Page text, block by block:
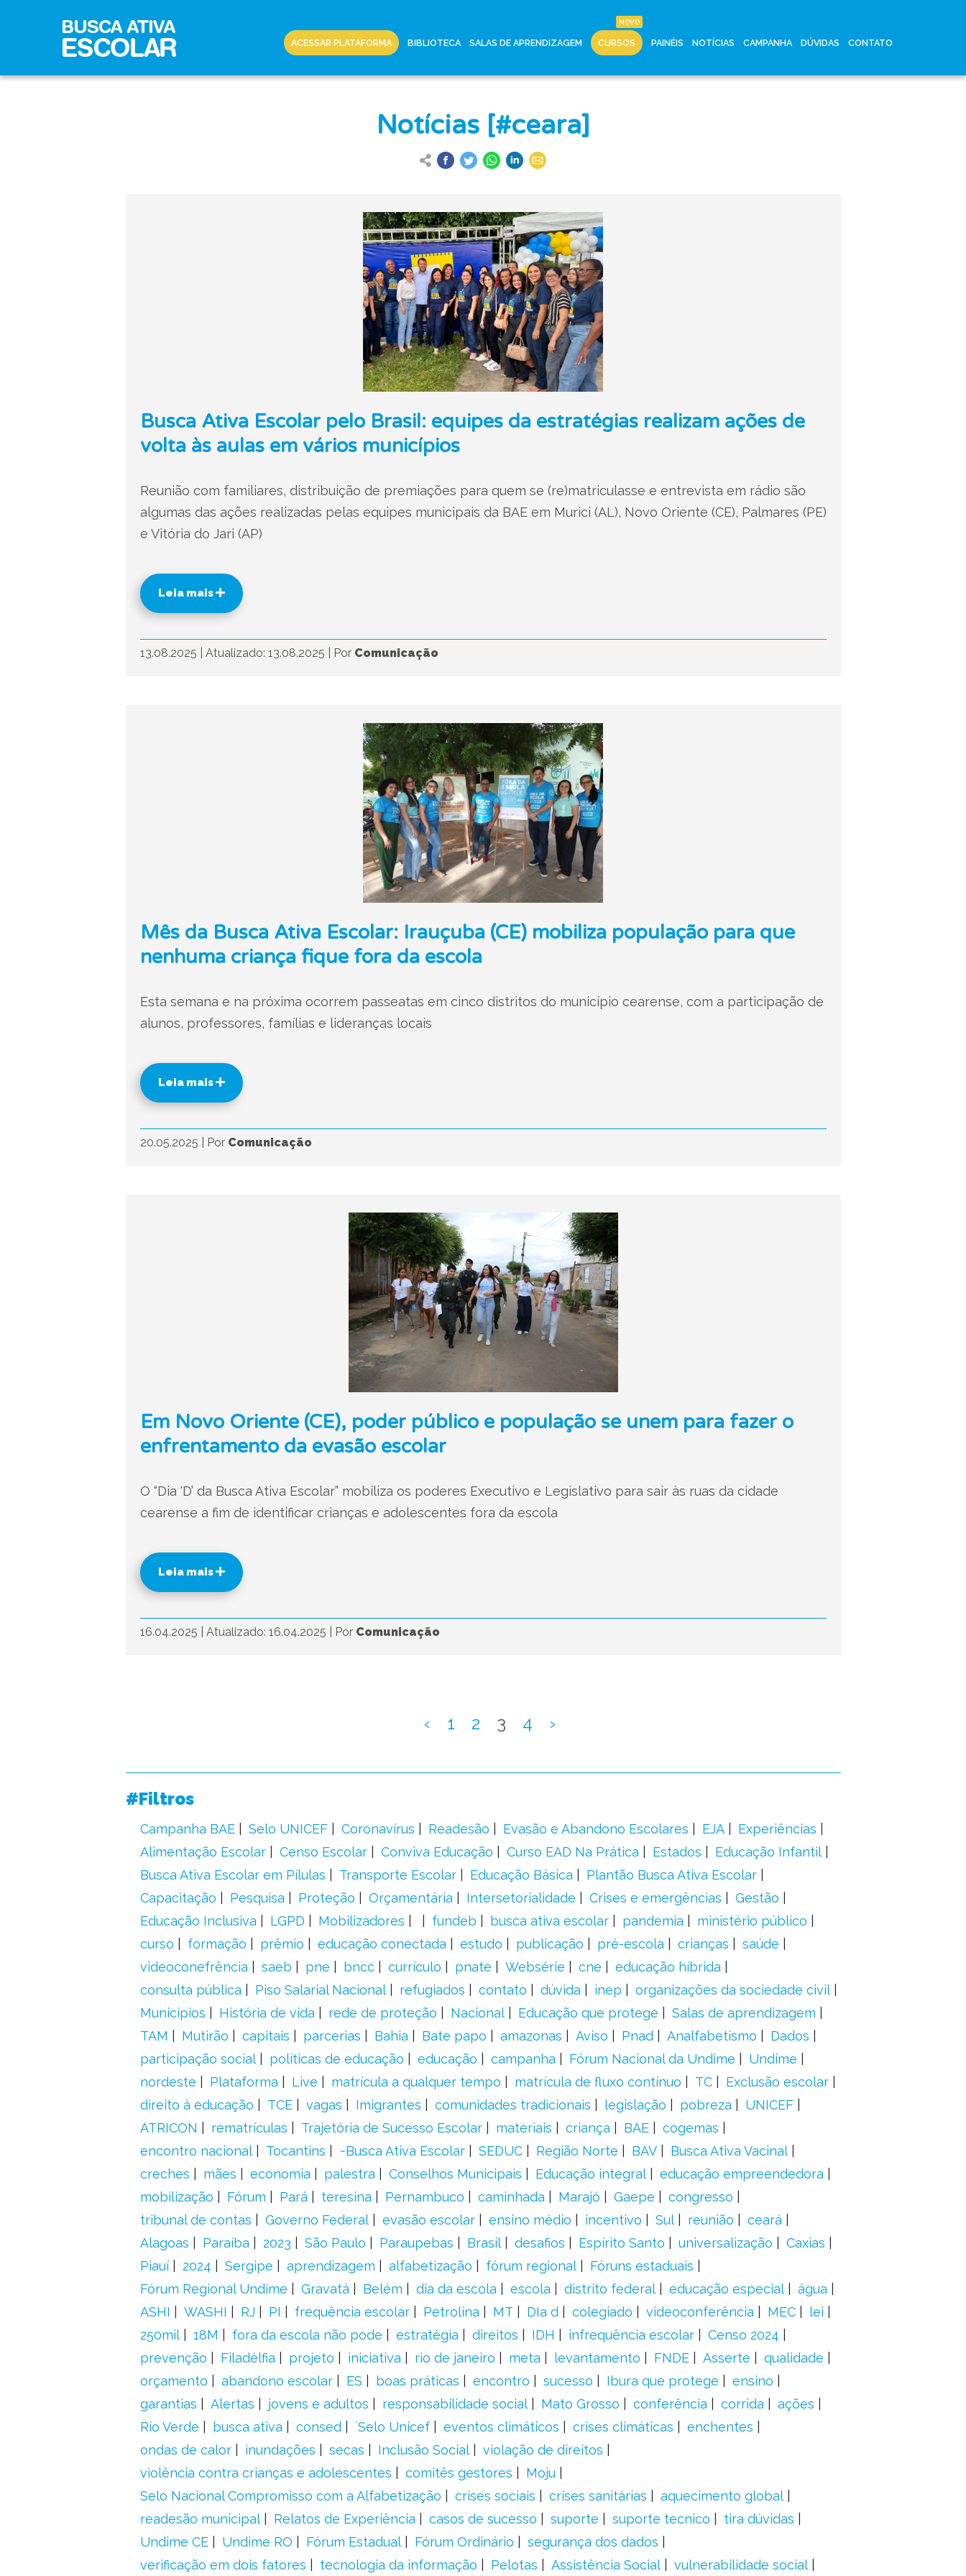
ACESSAR PLATAFORMA BIBLIOTECA SALAS DE APRENDIZAGEM CURSOS PAINÉIS NOTÍCIAS CAMPANHA DÚVIDAS CONTATO
Notícias [#ceara]
Busca Ativa Escolar pelo Brasil: equipes da estratégias realizam ações de
volta às aulas em vários municípios
Reunião com familiares, distribuição de premiações para quem se (re)matriculasse e entrevista em rádio são
algumas das ações realizadas pelas equipes municipais da BAE em Murici (AL), Novo Oriente (CE), Palmares (PE)
e Vitória do Jari (AP)
Leia mais
13.08.2025 Atualizado: 13.08.2025 Por Comunicação
Mês da Busca Ativa Escolar: Irauçuba (CE) mobiliza população para que
nenhuma criança fique fora da escola
Esta semana e na próxima ocorrem passeatas em cinco distritos do município cearense, com a participação de
alunos, professores, famílias e lideranças locais
Leia mais
20.05.2025 Por Comunicação
Em Novo Oriente (CE), poder público e população se unem para fazer o
enfrentamento da evasão escolar
O “Dia ‘D’ da Busca Ativa Escolar” mobiliza os poderes Executivo e Legislativo para sair às ruas da cidade
cearense a fim de identificar crianças e adolescentes fora da escola
Leia mais
16.04.2025 Atualizado: 16.04.2025 Por Comunicação
‹ 1 2 3 4 ›
#Filtros
Campanha BAE Selo UNICEF Coronavírus Readesão Evasão e Abandono Escolares EJA
Experiências
Alimentação Escolar
Censo Escolar Conviva Educação Curso EAD Na Prática Estados
Educação Infantil
Busca Ativa Escolar em Pílulas
Transporte Escolar Educação Básica
Plantão Busca Ativa Escolar
Capacitação
Pesquisa Proteção Orçamentária Intersetorialidade Crises e emergências
Gestão
Educação Inclusiva
LGPD Mobilizadores fundeb busca ativa escolar pandemia
ministério público
curso
formação prêmio educação conectada estudo publicação pré-escola crianças
saúde
videoconefrência
saeb pne bncc currículo pnate Websérie cne
educação híbrida
consulta pública
Piso Salarial Nacional refugiados contato dúvida inep
organizações da sociedade civil
Municípios
História de vida rede de proteção Nacional Educação que protege
Salas de aprendizagem
TAM
Mutirão capitais parcerias Bahia Bate papo amazonas Aviso Pnad Analfabetismo
Dados
participação social
políticas de educação educação campanha Fórum Nacional da Undime
Undime
nordeste
Plataforma Live matrícula a qualquer tempo matrícula de fluxo contínuo TC
Exclusão escolar
direito à educação
TCE vagas Imigrantes comunidades tradicionais legislação pobreza
UNICEF
ATRICON
rematrículas Trajetória de Sucesso Escolar materiais criança BAE
cogemas
encontro nacional
Tocantins ~Busca Ativa Escolar SEDUC Região Norte BAV
Busca Ativa Vacinal
creches
mães economia palestra Conselhos Municipais Educação integral
educação empreendedora
mobilização
Fórum Pará teresina Pernambuco caminhada Marajó Gaepe
congresso
tribunal de contas
Governo Federal evasão escolar ensino médio incentivo Sul reunião
ceará
Alagoas
Paraíba 2023 São Paulo Paraupebas Brasil desafios Espírito Santo universalização
Caxias
Piauí
2024 Sergipe aprendizagem alfabetização fórum regional
Fóruns estaduais
Fórum Regional Undime
Gravatá Belém dia da escola escola distrito federal educação especial
água
ASHI
WASHI RJ PI frequência escolar Petrolina MT DIa d colegiado videoconferência MEC
lei
250mil
18M fora da escola não pode estratégia direitos IDH infrequência escolar
Censo 2024
prevenção
Filadélfia projeto iniciativa rio de janeiro meta levantamento FNDE Asserte
qualidade
orçamento
abandono escolar ES boas práticas encontro sucesso Ibura que protege
ensino
garantias
Alertas jovens e adultos responsabilidade social Mato Grosso conferência corrida
ações
Rio Verde
busca ativa consed ´Selo Unicef eventos climáticos crises climáticas
enchentes
ondas de calor
inundações secas Inclusão Social
violação de direitos
violência contra crianças e adolescentes
comitês gestores
Moju
Selo Nacional Compromisso com a Alfabetização
crises sociais crises sanitárias
aquecimento global
readesão municipal
Relatos de Experiência casos de sucesso suporte suporte tecnico
tira dúvidas
Undime CE
Undime RO Fórum Estadual Fórum Ordinário
segurança dos dados
verificação em dois fatores
tecnologia da informação Pelotas Assistência Social vulnerabilidade social